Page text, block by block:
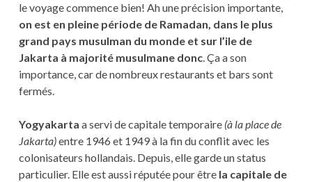
le voyage commence bien! Ah une précision importante,
on est en pleine période de Ramadan, dans le plus
grand pays musulman du monde et sur l’ile de
Jakarta à majorité musulmane donc. Ça a son
importance, car de nombreux restaurants et bars sont
fermés.
Yogyakarta a servi de capitale temporaire (à la place de
Jakarta)entre 1946 et 1949 à la fin du conflit avec les
colonisateurs hollandais. Depuis, elle garde un status
particulier. Elle est aussi réputée pour être la capitale de